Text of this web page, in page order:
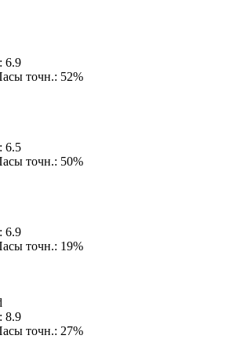
6.9
точн.: 52%
6.5
точн.: 50%
6.9
точн.: 19%
8.9
точн.: 27%